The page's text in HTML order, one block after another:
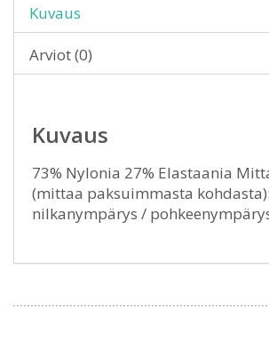
Kuvaus
Arviot (0)
Kuvaus
73% Nylonia 27% Elastaania
(mittaa paksuimmasta
nilkanympärys /